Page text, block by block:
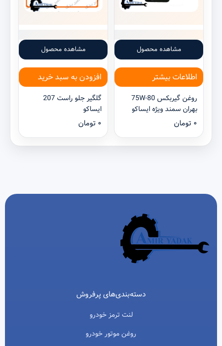
مشاهده محصول
اطلاعات بیشتر
روغن گیربکس 80-75W
بهران سمند ویژه ایساکو
۰ تومان
مشاهده محصول
افزودن به سبد خرید
گلگیر جلو راست 207
ایساکو
۰ تومان
دسته‌بندی‌های پرفروش
لنت ترمز خودرو
روغن موتور خودرو